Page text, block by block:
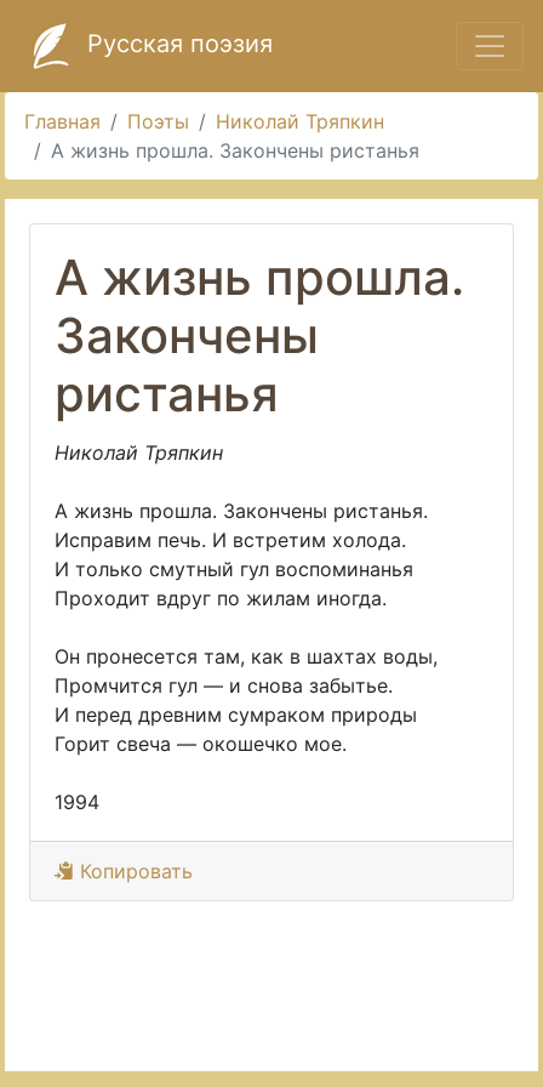
Русская поэзия
Главная Поэты
Николай Тряпкин
А жизнь прошла. Закончены ристанья
А жизнь прошла.
Закончены
ристанья
Николай Тряпкин
А жизнь прошла. Закончены ристанья.
Исправим печь. И встретим холода.
И только смутный гул воспоминанья
Проходит вдруг по жилам иногда.
Он пронесется там, как в шахтах воды,
Промчится гул — и снова забытье.
И перед древним сумраком природы
Горит свеча — окошечко мое.
1994
Копировать